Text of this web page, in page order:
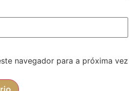
navegador para a próxima vez